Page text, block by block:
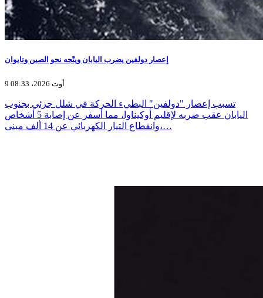
إعصار دولفين يضرب اليابان ويتّجه نحو الصين وتايوان
9 أوت 2026، 08:33
تسبب إعصار "دولفين" البطيء الحركة في شلل جزئي بجنوب
اليابان عقب ضربه لإقليم أوكيناوا، مما أسفر عن إصابة 5 أشخاص
وانقطاع التيار الكهربائي عن 14 ألف مبنى،…